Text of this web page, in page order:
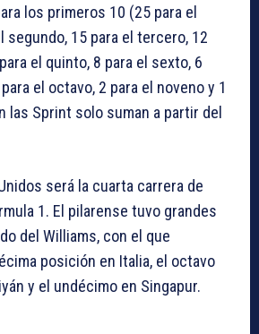
los primeros 10 (25 para el
segundo, 15 para el tercero, 12
el quinto, 8 para el sexto, 6
el octavo, 2 para el noveno y 1
las Sprint solo suman a partir del
será la cuarta carrera de
1. El pilarense tuvo grandes
del Williams, con el que
posición en Italia, el octavo
y el undécimo en Singapur.